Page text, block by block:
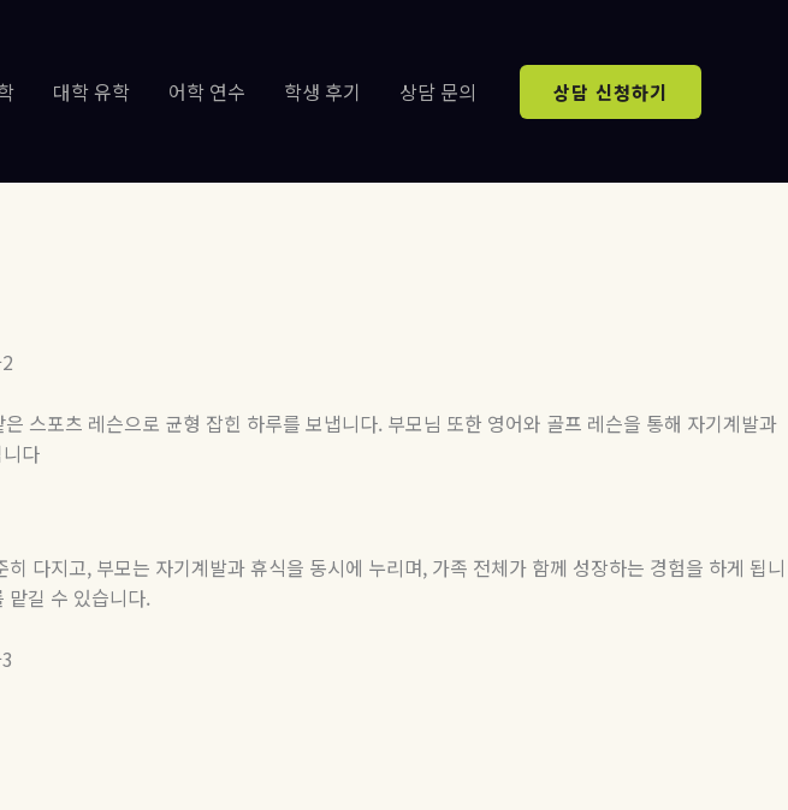
대학 유학 어학 연수 학생 후기 상담 문의 상담 신청하기
스포츠 레슨으로 균형 잡힌 하루를 보냅니다. 부모님 또한 영어와 골프 레슨을 통해 자기계발과
다
히 다지고, 부모는 자기계발과휴식을 동시에 누리며, 가족 전체가 함께 성장하는 경험을 하게 됩니
맡길 수 있습니다.